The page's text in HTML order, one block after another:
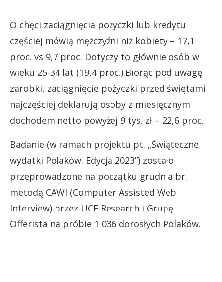
O chęci zaciągnięcia pożyczki lub kredytu
częściej mówią mężczyźni niż kobiety – 17,1
proc. vs 9,7 proc. Dotyczy to głównie osób w
wieku 25-34 lat (19,4 proc.).Biorąc pod uwagę
zarobki, zaciągnięcie pożyczki przed świętami
najczęściej deklarują osoby z miesięcznym
dochodem netto powyżej 9 tys. zł – 22,6 proc.
Badanie (w ramach projektu pt. „Świąteczne
wydatki Polaków. Edycja 2023”) zostało
przeprowadzone na początku grudnia br.
metodą CAWI (Computer Assisted Web
Interview) przez UCE Research i Grupę
Offerista na próbie 1 036 dorosłych Polaków.